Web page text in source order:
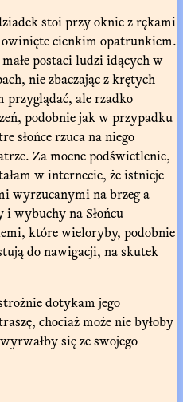
stoi przy oknie z rękami
cienkim opatrunkiem.
postaci ludzi idących w
nie zbaczając z krętych
przyglądać, ale rzadko
podobnie jak w przypadku
słońce rzuca na niego
Za mocne podświetlenie,
w internecie, że istnieje
wyrzucanymi na brzeg a
i wybuchy na Słońcu
które wieloryby, podobnie
do nawigacji, na skutek
dotykam jego
chociaż może nie byłoby
się ze swojego